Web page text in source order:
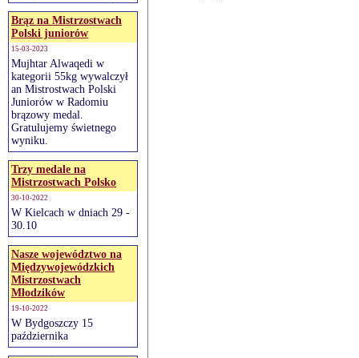
Brąz na Mistrzostwach
Polski juniorów
15-03-2023
Mujhtar Alwaqedi w
kategorii 55kg wywalczył
an Mistrostwach Polski
Juniorów w Radomiu
brązowy medal.
Gratulujemy świetnego
wyniku.
Trzy medale na
Mistrzostwach Polsko
30-10-2022
W Kielcach w dniach 29 -
30.10
Nasze województwo na
Międzywojewódzkich
Mistrzostwach
Młodzików
19-10-2022
W Bydgoszczy 15
października